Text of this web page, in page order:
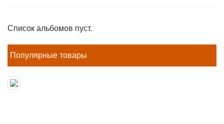
Список альбомов пуст.
Популярные товары